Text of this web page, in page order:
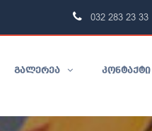
032 283 23 33
ᲒᲐᲚᲔᲠᲔᲐ ᲙᲝᲜᲢᲐᲥᲢᲘ